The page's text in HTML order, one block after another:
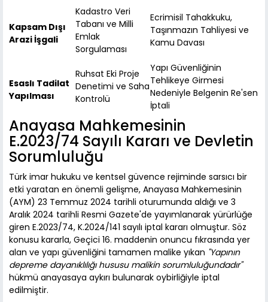
Kapsam Dışı
Arazi İşgali
Kadastro Veri
Tabanı ve Milli
Emlak
Sorgulaması
Ecrimisil Tahakkuku,
Taşınmazın Tahliyesi ve
Kamu Davası
Esaslı Tadilat
Yapılması
Ruhsat Eki Proje
Denetimi ve Saha
Kontrolü
Yapı Güvenliğinin
Tehlikeye Girmesi
Nedeniyle Belgenin Re'sen
İptali
Anayasa Mahkemesinin
E.2023/74 Sayılı Kararı ve Devletin
Sorumluluğu
Türk imar hukuku ve kentsel güvence rejiminde sarsıcı bir
etki yaratan en önemli gelişme, Anayasa Mahkemesinin
(AYM) 23 Temmuz 2024 tarihli oturumunda aldığı ve 3
Aralık 2024 tarihli Resmi Gazete'de yayımlanarak yürürlüğe
giren E.2023/74, K.2024/141 sayılı iptal kararı olmuştur. Söz
konusu kararla, Geçici 16. maddenin onuncu fıkrasında yer
alan ve yapı güvenliğini tamamen malike yıkan "Yapının
depreme dayanıklılığı hususu malikin sorumluluğundadır"
hükmü anayasaya aykırı bulunarak oybirliğiyle iptal
edilmiştir.